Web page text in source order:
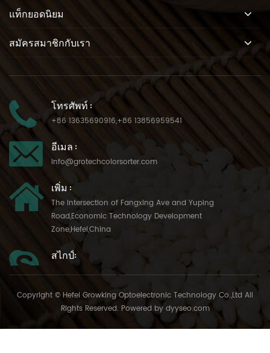
แท็กยอดนิยม
สมัครสมาชิกกับเรา
โทรศัพท์ :
+86 13635690916,+86 13856959541
อีเมล :
info@grotechcolorsorter.com
เพิ่ม :
The Intersection of Fangxing Ave and Yuping
Road,Economic Technology Development
Zone,Hefei,China
สไกป์:
Copyright © Hefei Growking Optoelectronic Technology Co.,Ltd All
Rights Reserved. Powered by dyyseo.com